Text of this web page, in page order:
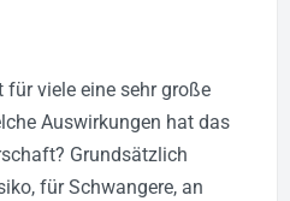
für viele eine sehr große
Auswirkungen hat das
Grundsätzlich
für Schwangere, an